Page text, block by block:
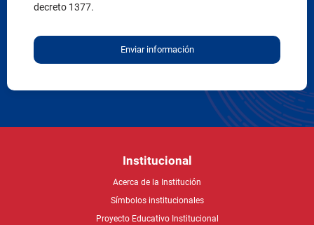
decreto 1377.
Enviar información
Institucional
Acerca de la Institución
Símbolos institucionales
Proyecto Educativo Institucional